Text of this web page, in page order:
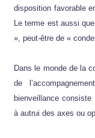
disposition favorable
Le terme est aussi
», peut-être de «
Dans le monde de la
de
bienveillance
à autrui des axes ou